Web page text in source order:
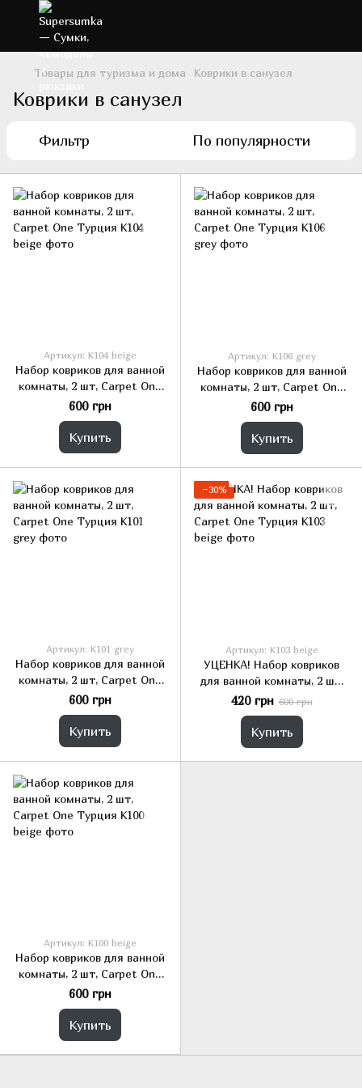
Товары для туризма и дома Коврики в санузел
Коврики в санузел
Фильтр По популярности
Артикул: K104 beige
Набор ковриков для ванной
комнаты, 2 шт, Carpet One
Турция
600 грн
Купить
Артикул: K106 grey
Набор ковриков для ванной
комнаты, 2 шт, Carpet One
Турция
600 грн
Купить
Артикул: K101 grey
Набор ковриков для ванной
комнаты, 2 шт, Carpet One
Турция
600 грн
Купить
−30%
Артикул: K103 beige
УЦЕНКА! Набор ковриков
для ванной комнаты, 2 шт,
Carpet One Турция
420 грн 600 грн
Купить
Артикул: K100 beige
Набор ковриков для ванной
комнаты, 2 шт, Carpet One
Турция
600 грн
Купить